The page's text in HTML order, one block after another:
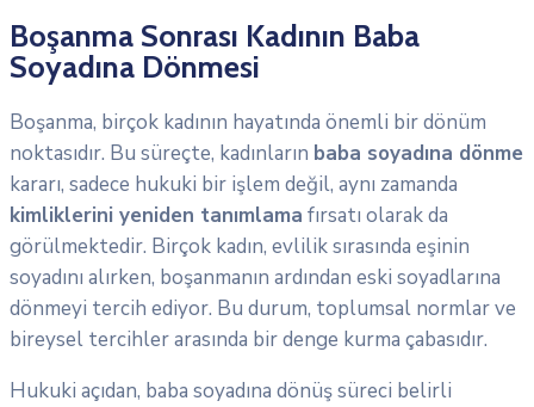
Boşanma Sonrası Kadının Baba
Soyadına Dönmesi
Boşanma, birçok kadının hayatında önemli bir dönüm
noktasıdır. Bu süreçte, kadınların baba soyadına dönme
kararı, sadece hukuki bir işlem değil, aynı zamanda
kimliklerini yeniden tanımlama fırsatı olarak da
görülmektedir. Birçok kadın, evlilik sırasında eşinin
soyadını alırken, boşanmanın ardından eski soyadlarına
dönmeyi tercih ediyor. Bu durum, toplumsal normlar ve
bireysel tercihler arasında bir denge kurma çabasıdır.
Hukuki açıdan, baba soyadına dönüş süreci belirli